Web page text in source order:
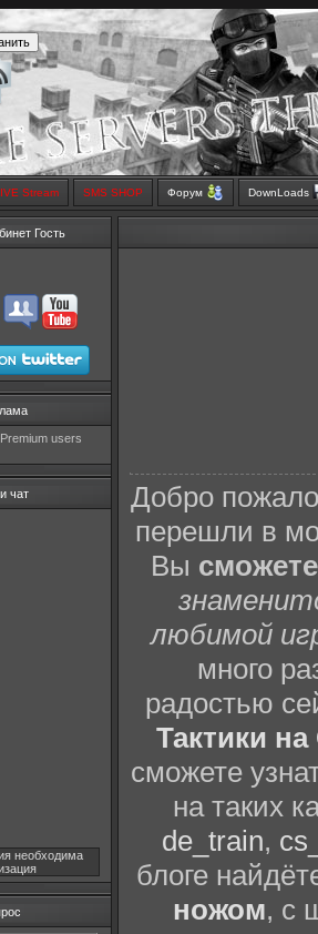
Stream SMS SHOP Форум DownLoads
Гость
users
чат
необходима
Добро
перешли в
Вы
любимой
много
радостью
Тактики
сможете
на таких
de_train,
блоге
ножом, с